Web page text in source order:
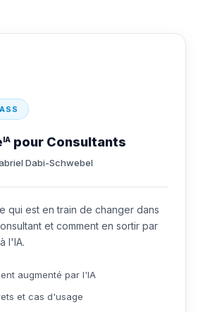
IA pour Consultants
Dabi-Schwebel
qui est en train de changer dans
et comment en sortir par
l'IA.
augmenté par l'IA
et cas d'usage